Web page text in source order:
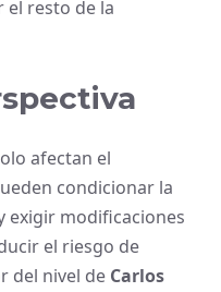
resto de la
afectan el
condicionar la
exigir modificaciones
el riesgo de
del nivel de Carlos